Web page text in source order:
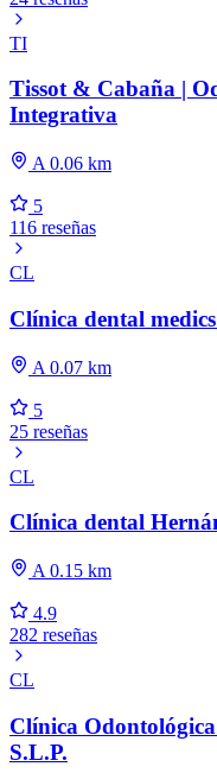
TI
Tissot & Cabaña |
Integrativa
A 0.06 km
5
116 reseñas
CL
Clínica dental
A 0.07 km
5
25 reseñas
CL
Clínica dental
A 0.15 km
4.9
282 reseñas
CL
Clínica
S.L.P.